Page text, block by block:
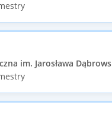
im. Jarosława